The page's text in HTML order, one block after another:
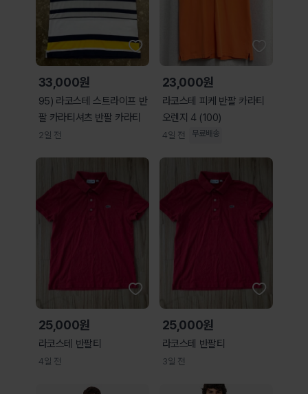
33,000원
95) 라코스테 스트라이프 반
팔 카라티셔츠 반팔 카라티
2일 전
23,000원
라코스테 피케 반팔 카라티
오렌지 4 (100)
4일 전 무료배송
25,000원
라코스테 반팔티
4일 전
25,000원
라코스테 반팔티
3일 전